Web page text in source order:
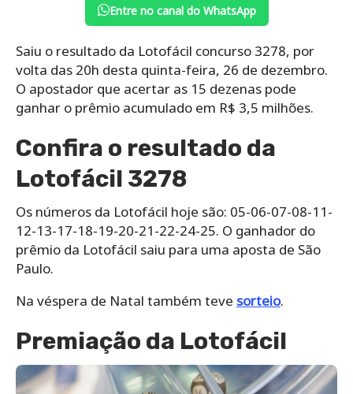
Entre no canal do WhatsApp
Saiu o resultado da Lotofácil concurso 3278, por
volta das 20h desta quinta-feira, 26 de dezembro.
O apostador que acertar as 15 dezenas pode
ganhar o prêmio acumulado em R$ 3,5 milhões.
Confira o resultado da
Lotofácil 3278
Os números da Lotofácil hoje são: 05-06-07-08-11-
12-13-17-18-19-20-21-22-24-25. O ganhador do
prêmio da Lotofácil saiu para uma aposta de São
Paulo.
Na véspera de Natal também teve sorteio.
Premiação da Lotofácil